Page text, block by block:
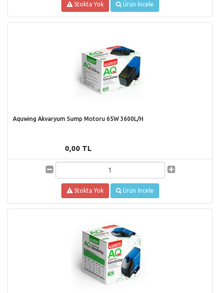
Stokta Yok Ürün İncele
Aquwing Akvaryum Sump Motoru 65W 3600L/H
0,00 TL
Stokta Yok Ürün İncele